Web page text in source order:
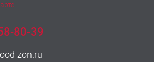
80-39
zon.ru